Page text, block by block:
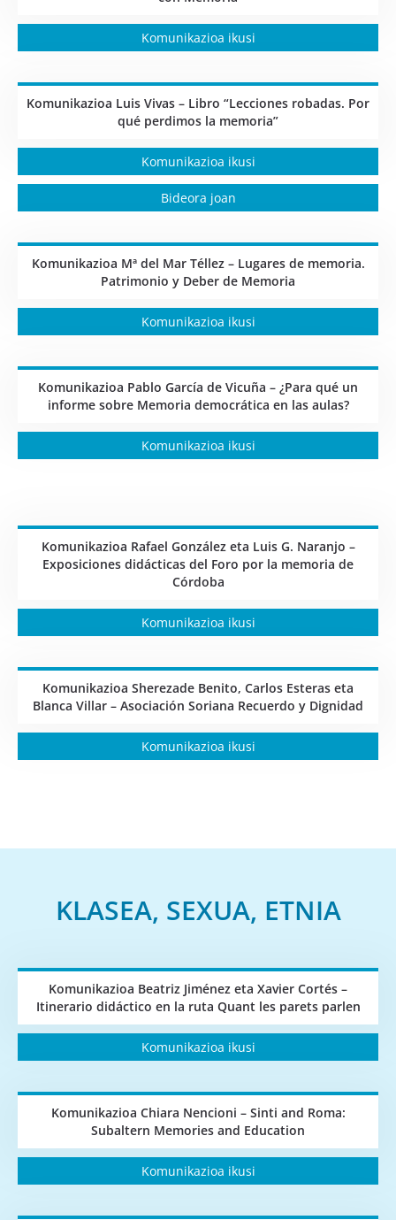
Komunikazioa ikusi
Komunikazioa Luis Vivas – Libro “Lecciones robadas. Por
qué perdimos la memoria”
Komunikazioa ikusi
Bideora joan
Komunikazioa Mª del Mar Téllez – Lugares de memoria.
Patrimonio y Deber de Memoria
Komunikazioa ikusi
Komunikazioa Pablo García de Vicuña – ¿Para qué un
informe sobre Memoria democrática en las aulas?
Komunikazioa ikusi
Komunikazioa Rafael González eta Luis G. Naranjo –
Exposiciones didácticas del Foro por la memoria de
Córdoba
Komunikazioa ikusi
Komunikazioa Sherezade Benito, Carlos Esteras eta
Blanca Villar – Asociación Soriana Recuerdo y Dignidad
Komunikazioa ikusi
KLASEA, SEXUA, ETNIA
Komunikazioa Beatriz Jiménez eta Xavier Cortés –
Itinerario didáctico en la ruta Quant les parets parlen
Komunikazioa ikusi
Komunikazioa Chiara Nencioni – Sinti and Roma:
Subaltern Memories and Education
Komunikazioa ikusi